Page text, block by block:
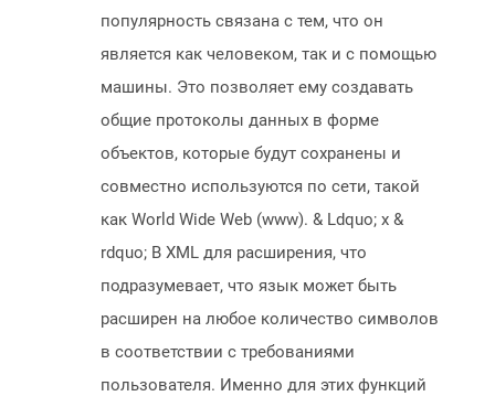
популярность связана с тем, что он
является как человеком, так и с помощью
машины. Это позволяет ему создавать
общие протоколы данных в форме
объектов, которые будут сохранены и
совместно используются по сети, такой
как World Wide Web (www). & Ldquo; x &
rdquo; В XML для расширения, что
подразумевает, что язык может быть
расширен на любое количество символов
в соответствии с требованиями
пользователя. Именно для этих функций